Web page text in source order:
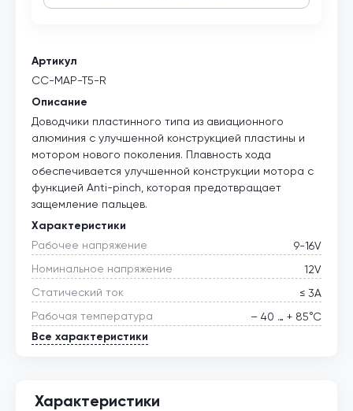
Артикул
CC-MAP-T5-R
Описание
Доводчики пластинного типа из авиационного
алюминия с улучшенной конструкцией пластины и
мотором нового поколения. Плавность хода
обеспечивается улучшенной конструкции мотора с
функцией Anti-pinch, которая предотвращает
защемление пальцев.
Характеристики
Рабочее напряжение
9-16V
Номинальное напряжение
12V
Статический ток
≤ 3А
Рабочая температура
– 40 … + 85°С
Все характеристики
Характеристики